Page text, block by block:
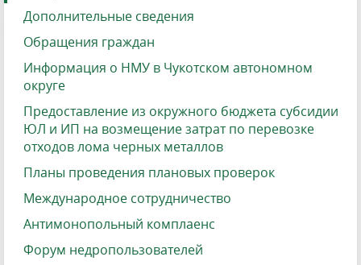
Дополнительные сведения
Обращения граждан
Информация о НМУ в Чукотском автономном
округе
Предоставление из окружного бюджета субсидии
ЮЛ и ИП на возмещение затрат по перевозке
отходов лома черных металлов
Планы проведения плановых проверок
Международное сотрудничество
Антимонопольный комплаенс
Форум недропользователей